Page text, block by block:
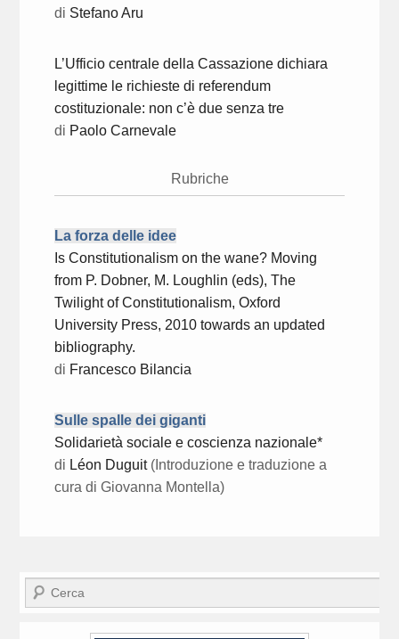
di Stefano Aru
L’Ufficio centrale della Cassazione dichiara
legittime le richieste di referendum
costituzionale: non c’è due senza tre
di Paolo Carnevale
Rubriche
La forza delle idee
Is Constitutionalism on the wane? Moving
from P. Dobner, M. Loughlin (eds), The
Twilight of Constitutionalism, Oxford
University Press, 2010 towards an updated
bibliography.
di Francesco Bilancia
Sulle spalle dei giganti
Solidarietà sociale e coscienza nazionale*
di Léon Duguit(Introduzione e traduzione a
cura di Giovanna Montella)
Cerca